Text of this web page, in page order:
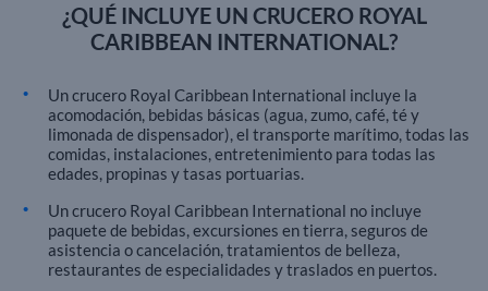
¿QUÉ INCLUYE UN CRUCERO ROYAL
CARIBBEAN INTERNATIONAL?
Un crucero Royal Caribbean International incluye la
acomodación, bebidas básicas (agua, zumo, café, té y
limonada de dispensador), el transporte marítimo, todas las
comidas, instalaciones, entretenimiento para todas las
edades, propinas y tasas portuarias.
Un crucero Royal Caribbean International no incluye
paquete de bebidas, excursiones en tierra, seguros de
asistencia o cancelación, tratamientos de belleza,
restaurantes de especialidades y traslados en puertos.